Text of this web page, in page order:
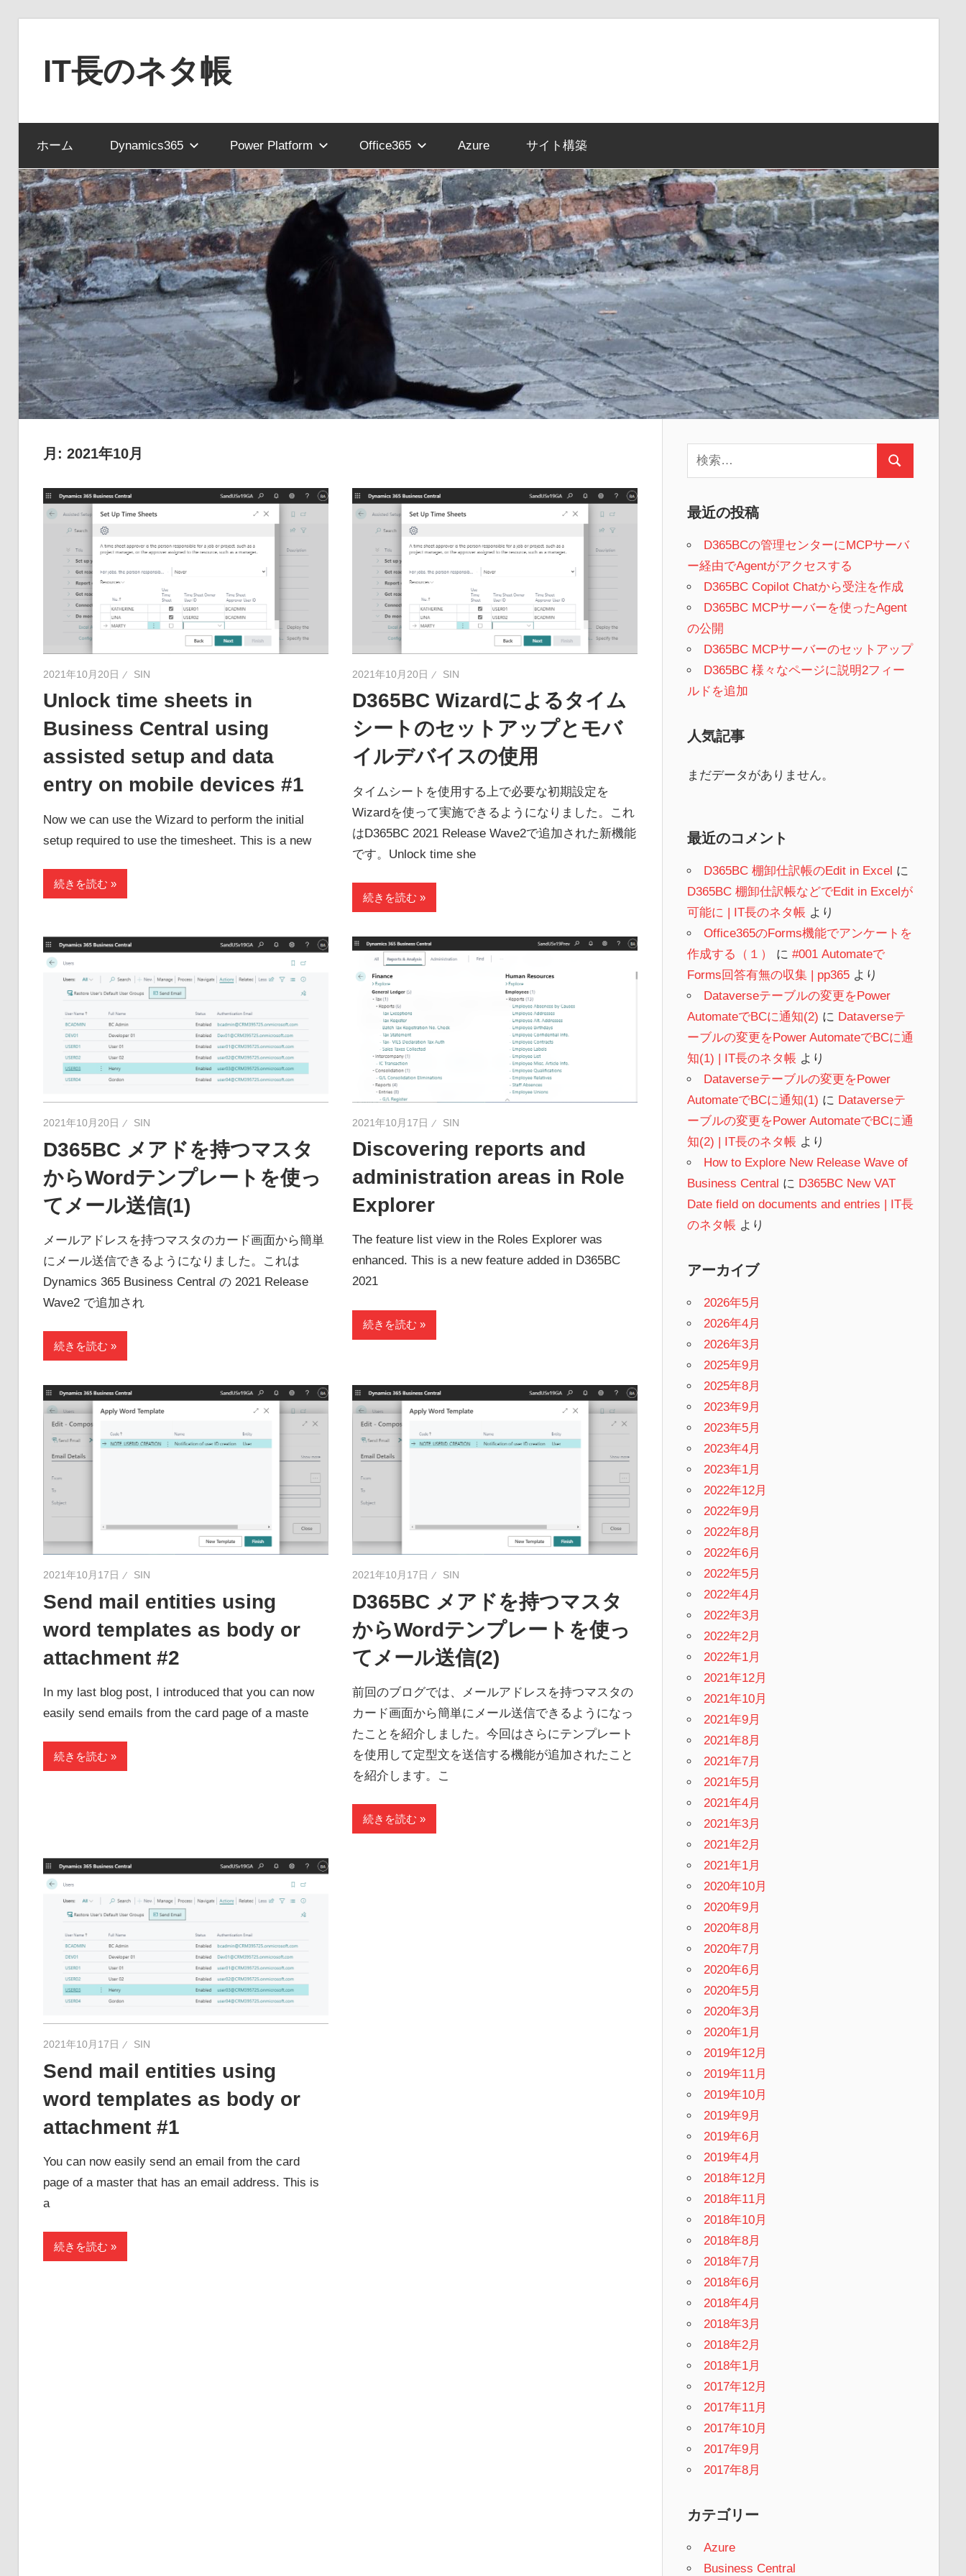
キ
ッ
プ
IT長のネタ帳
NAV
と
Dynamics365
financial
を
中
心
に
MS
製
品
の
ネ
タ
を
供
ホーム Dynamics365 Power Platform Office365 Azure サイト構築
月: 2021年10月
2021年10月20日 SIN
Unlock time sheets in
Business Central using
assisted setup and data
entry on mobile devices #1
Now we can use the Wizard to perform the initial
setup required to use the timesheet. This is a new
続きを読む
2021年10月20日 SIN
D365BC Wizardによるタイム
シートのセットアップとモバ
イルデバイスの使用
タイムシートを使用する上で必要な初期設定を
Wizardを使って実施できるようになりました。これ
はD365BC 2021 Release Wave2で追加された新機能
です。Unlock time she
続きを読む
2021年10月20日 SIN
D365BC メアドを持つマスタ
からWordテンプレートを使っ
てメール送信(1)
メールアドレスを持つマスタのカード画面から簡単
にメール送信できるようになりました。これは
Dynamics 365 Business Central の 2021 Release
Wave2 で追加され
続きを読む
2021年10月17日 SIN
Discovering reports and
administration areas in Role
Explorer
The feature list view in the Roles Explorer was
enhanced. This is a new feature added in D365BC
2021
続きを読む
2021年10月17日 SIN
Send mail entities using
word templates as body or
attachment #2
In my last blog post, I introduced that you can now
easily send emails from the card page of a maste
続きを読む
2021年10月17日 SIN
D365BC メアドを持つマスタ
からWordテンプレートを使っ
てメール送信(2)
前回のブログでは、メールアドレスを持つマスタの
カード画面から簡単にメール送信できるようになっ
たことを紹介しました。今回はさらにテンプレート
を使用して定型文を送信する機能が追加されたこと
を紹介します。こ
続きを読む
2021年10月17日 SIN
Send mail entities using
word templates as body or
attachment #1
You can now easily send an email from the card
page of a master that has an email address. This is
a
続きを読む
索:
検
最近の投稿
D365BCの管理センターにMCPサーバ
ー経由でAgentがアクセスする
D365BC Copilot Chatから受注を作成
D365BC MCPサーバーを使ったAgent
の公開
D365BC MCPサーバーのセットアップ
D365BC 様々なページに説明2フィー
ルドを追加
人気記事
まだデータがありません。
最近のコメント
D365BC 棚卸仕訳帳のEdit in Excel に
D365BC 棚卸仕訳帳などでEdit in Excelが
可能に | IT長のネタ帳 より
Office365のForms機能でアンケートを
作成する（１）
に #001 Automateで
Forms回答有無の収集 | pp365より
Dataverseテーブルの変更をPower
AutomateでBCに通知(2) に Dataverseテ
ーブルの変更をPower AutomateでBCに通
知(1) | IT長のネタ帳 より
Dataverseテーブルの変更をPower
AutomateでBCに通知(1) に Dataverseテ
ーブルの変更をPower AutomateでBCに通
知(2) | IT長のネタ帳 より
How to Explore New Release Wave of
Business Central に D365BC New VAT
Date field on documents and entries | IT長
のネタ帳 より
アーカイブ
2026年5月
2026年4月
2026年3月
2025年9月
2025年8月
2023年9月
2023年5月
2023年4月
2023年1月
2022年12月
2022年9月
2022年8月
2022年6月
2022年5月
2022年4月
2022年3月
2022年2月
2022年1月
2021年12月
2021年10月
2021年9月
2021年8月
2021年7月
2021年5月
2021年4月
2021年3月
2021年2月
2021年1月
2020年10月
2020年9月
2020年8月
2020年7月
2020年6月
2020年5月
2020年3月
2020年1月
2019年12月
2019年11月
2019年10月
2019年9月
2019年6月
2019年4月
2018年12月
2018年11月
2018年10月
2018年8月
2018年7月
2018年6月
2018年4月
2018年3月
2018年2月
2018年1月
2017年12月
2017年11月
2017年10月
2017年9月
2017年8月
カテゴリー
Azure
Business Central